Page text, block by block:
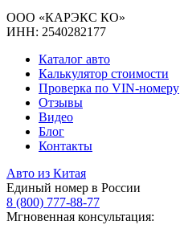
ООО «КАРЭКС КО»
ИНН: 2540282177
Каталог авто
Калькулятор стоимости
Проверка по VIN-номеру
Отзывы
Видео
Блог
Контакты
Авто из Китая
Единый номер в России
8 (800) 777-88-77
Мгновенная консультация: